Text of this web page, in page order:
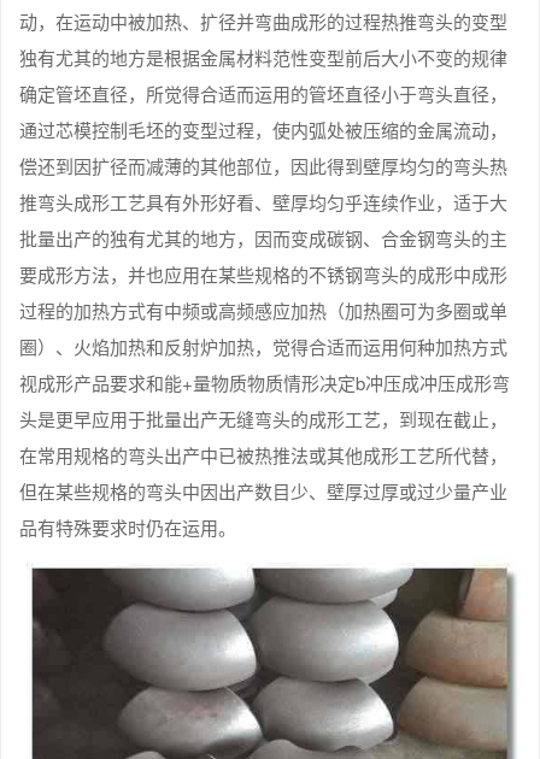
动，在运动中被加热、扩径并弯曲成形的过程热推弯头的变型
独有尤其的地方是根据金属材料范性变型前后大小不变的规律
确定管坯直径，所觉得合适而运用的管坯直径小于弯头直径，
通过芯模控制毛坯的变型过程，使内弧处被压缩的金属流动，
偿还到因扩径而减薄的其他部位，因此得到壁厚均匀的弯头热
推弯头成形工艺具有外形好看、壁厚均匀乎连续作业，适于大
批量出产的独有尤其的地方，因而变成碳钢、合金钢弯头的主
要成形方法，并也应用在某些规格的不锈钢弯头的成形中成形
过程的加热方式有中频或高频感应加热（加热圈可为多圈或单
圈）、火焰加热和反射炉加热，觉得合适而运用何种加热方式
视成形产品要求和能+量物质物质情形决定b冲压成冲压成形弯
头是更早应用于批量出产无缝弯头的成形工艺，到现在截止，
在常用规格的弯头出产中已被热推法或其他成形工艺所代替，
但在某些规格的弯头中因出产数目少、壁厚过厚或过少量产业
品有特殊要求时仍在运用。